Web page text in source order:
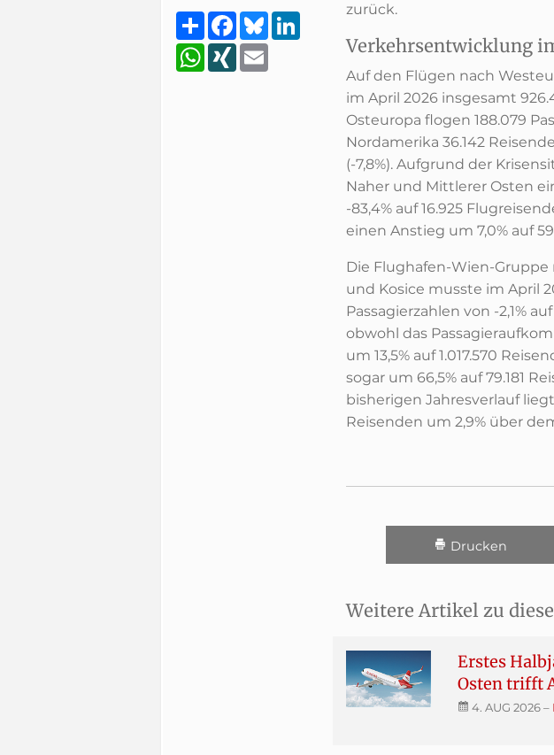
TeilenFacebook
BlueskyLinkedIn
WhatsApp
XING
zurück.
Verkehrsentwicklung
Auf den Flügen nach
im April 2026 insgesamt
Osteuropa flogen 188.079
Nordamerika 36.142
(-7,8%). Aufgrund der
Naher und Mittlerer Osten
-83,4% auf 16.925
einen Anstieg um 7,0% auf
Die Flughafen-Wien-
und Kosice musste im April
Passagierzahlen von -2,1%
obwohl das
um 13,5% auf 1.017.570
sogar um 66,5% auf 79.181
bisherigen Jahresverlauf
Reisenden um 2,9% über
Drucken
Weitere Artikel zu
Erstes
Osten trifft
4. AUG 2026–